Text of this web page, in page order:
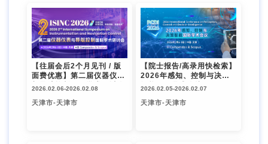
【往届会后2个月见刊 / 版
面费优惠】第二届仪器仪表
与导航控制国际学术研讨会
2026.02.06-2026.02.08
天津市-天津市
【院士报告/高录用快检索】
2026年感知、控制与决策
智能国际学术会议（PCDI
2026.02.05-2026.02.07
天津市-天津市